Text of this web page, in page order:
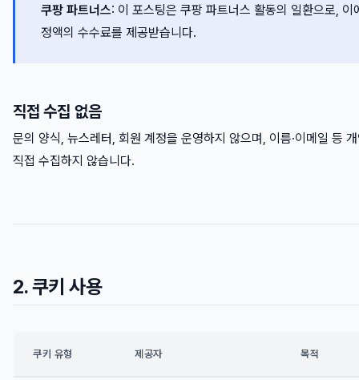
쿠팡 파트너스: 이 포스팅은 쿠팡 파트너스 활동의 일환으로, 이
정액의 수수료를 제공받습니다.
직접 수집 없음
문의 양식, 뉴스레터, 회원 계정을 운영하지 않으며, 이름·이메일 등
직접 수집하지 않습니다.
2. 쿠키 사용
쿠키 유형 제공자 목적